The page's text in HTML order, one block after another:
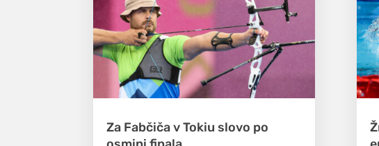
Za Fabčiča v Tokiu slovo po